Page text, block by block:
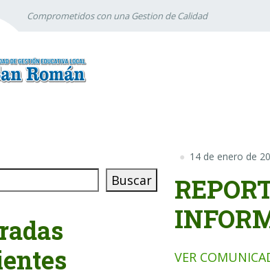
Comprometidos con una Gestion de Calidad
14 de enero de
VER
Buscar